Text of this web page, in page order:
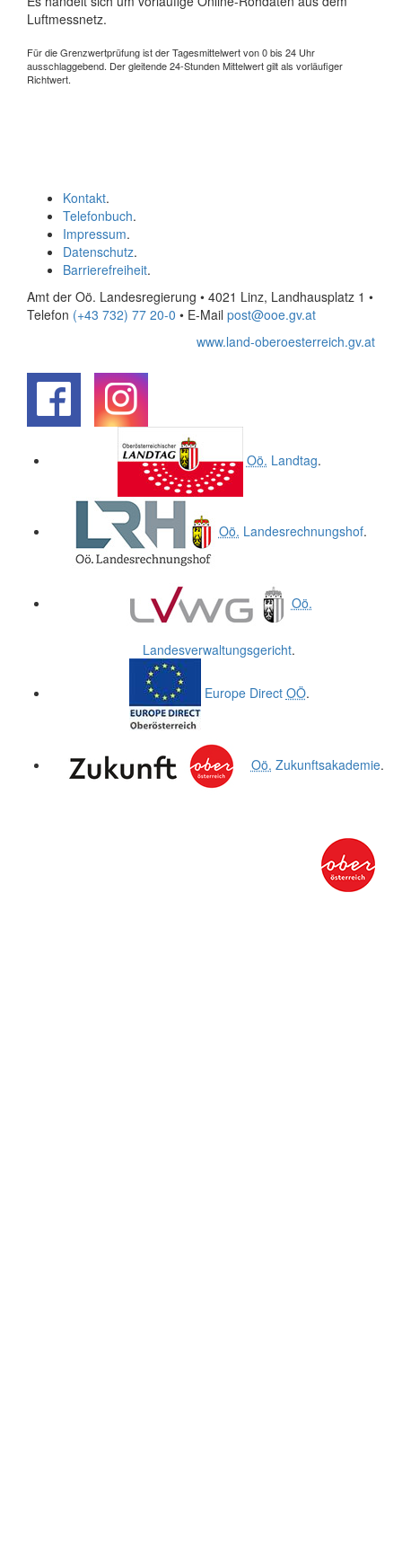
Luftmessnetz.
Für die Grenzwertprüfung ist der Tagesmittelwert von 0 bis 24 Uhr
ausschlaggebend. Der gleitende 24-Stunden Mittelwert gilt als vorläufiger
Richtwert.
Kontakt.
Telefonbuch.
Impressum.
Datenschutz.
Barrierefreiheit.
Amt der Oö. Landesregierung • 4021 Linz, Landhausplatz 1 •
Telefon (+43 732) 77 20-0 • E-Mail post@ooe.gv.at
www.land-oberoesterreich.gv.at
Oö. Landtag.
Oö. Landesrechnungshof.
Oö.
Landesverwaltungsgericht.
Europe Direct OÖ.
Oö. Zukunftsakademie.